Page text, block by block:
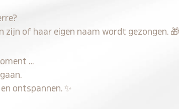
zijn of haar eigen naam wordt gezongen.
…
ontspannen. ✨